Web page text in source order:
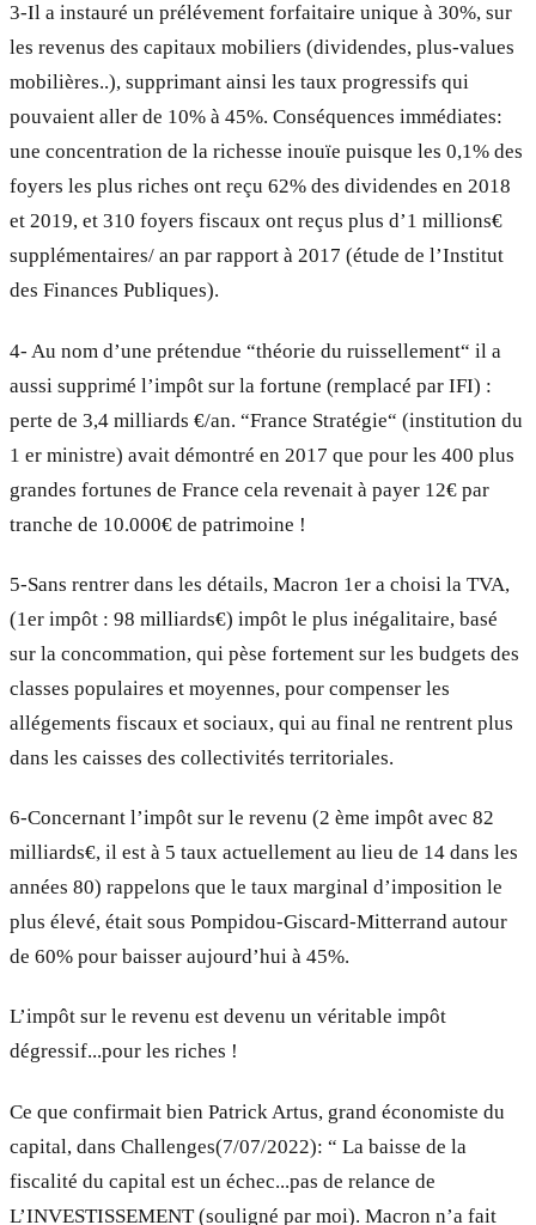
3-Il a instauré un prélévement forfaitaire unique à 30%, sur
les revenus des capitaux mobiliers (dividendes, plus-values
mobilières..), supprimant ainsi les taux progressifs qui
pouvaient aller de 10% à 45%. Conséquences immédiates:
une concentration de la richesse inouïe puisque les 0,1% des
foyers les plus riches ont reçu 62% des dividendes en 2018
et 2019, et 310 foyers fiscaux ont reçus plus d’1 millions€
supplémentaires/ an par rapport à 2017 (étude de l’Institut
des Finances Publiques).
4- Au nom d’une prétendue “théorie du ruissellement“ il a
aussi supprimé l’impôt sur la fortune (remplacé par IFI) :
perte de 3,4 milliards €/an. “France Stratégie“ (institution du
1 er ministre) avait démontré en 2017 que pour les 400 plus
grandes fortunes de France cela revenait à payer 12€ par
tranche de 10.000€ de patrimoine !
5-Sans rentrer dans les détails, Macron 1er a choisi la TVA,
(1er impôt : 98 milliards€) impôt le plus inégalitaire, basé
sur la concommation, qui pèse fortement sur les budgets des
classes populaires et moyennes, pour compenser les
allégements fiscaux et sociaux, qui au final ne rentrent plus
dans les caisses des collectivités territoriales.
6-Concernant l’impôt sur le revenu (2 ème impôt avec 82
milliards€, il est à 5 taux actuellement au lieu de 14 dans les
années 80) rappelons que le taux marginal d’imposition le
plus élevé, était sous Pompidou-Giscard-Mitterrand autour
de 60% pour baisser aujourd’hui à 45%.
L’impôt sur le revenu est devenu un véritable impôt
dégressif...pour les riches !
Ce que confirmait bien Patrick Artus, grand économiste du
capital, dans Challenges(7/07/2022): “ La baisse de la
fiscalité du capital est un échec...pas de relance de
L’INVESTISSEMENT (souligné par moi). Macron n’a fait